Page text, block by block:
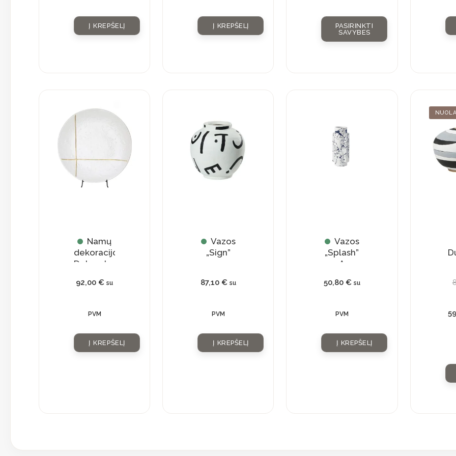
Į KREPŠELĮ Į KREPŠELĮ
PASIRINKTI
SAVYBES
Namų
dekoracijos
Dekoratyvinė
92,00€ su
PVM
Į KREPŠELĮ
Vazos
„Sign”
87,10 € su
PVM
Į KREPŠELĮ
Vazos
„Splash”
A
50,80 € su
PVM
Į KREPŠELĮ